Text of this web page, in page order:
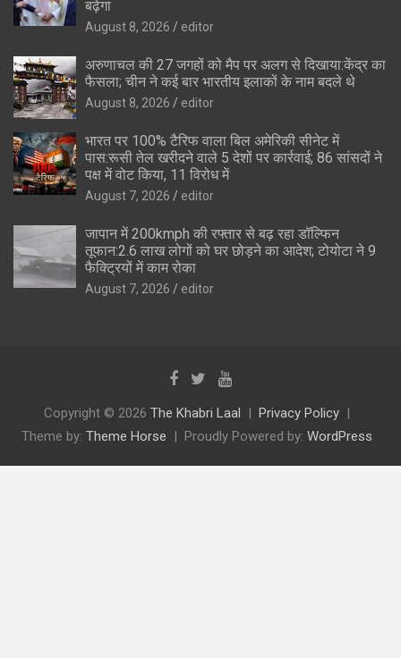
बढ़ेगा
August 8, 2026 editor
अरुणाचल की 27 जगहों को मैप पर अलग से दिखाया:केंद्र का
फैसला; चीन ने कई बार भारतीय इलाकों के नाम बदले थे
August 8, 2026 editor
भारत पर 100% टैरिफ वाला बिल अमेरिकी सीनेट में
पास:रूसी तेल खरीदने वाले 5 देशों पर कार्रवाई; 86 सांसदों ने
पक्ष में वोट किया, 11 विरोध में
August 7, 2026 editor
जापान में 200kmph की रफ्तार से बढ़ रहा डॉल्फिन
तूफान:2.6 लाख लोगों को घर छोड़ने का आदेश; टोयोटा ने 9
फैक्ट्रियों में काम रोका
August 7, 2026 editor
Copyright © 2026 The Khabri Laal
Privacy Policy
Theme by: Theme Horse Proudly Powered by: WordPress